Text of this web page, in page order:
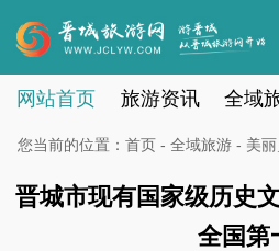
网站首页 旅游资讯 全域
您当前的位置： 首页 - 全域旅游 - 美
晋城市现有国家级历史
全国第